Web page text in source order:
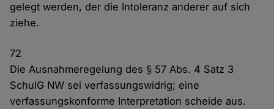
gelegt werden, der die Intoleranz anderer auf sich
ziehe.
72
Die Ausnahmeregelung des § 57 Abs. 4 Satz 3
SchulG NW sei verfassungswidrig; eine
verfassungskonforme Interpretation scheide aus.